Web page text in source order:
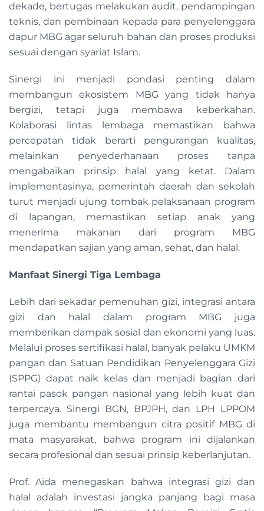
dekade, bertugas melakukan audit, pendampingan
teknis, dan pembinaan kepada para penyelenggara
dapur MBG agar seluruh bahan dan proses produksi
sesuai dengan syariat Islam.
Sinergi ini menjadi pondasi penting dalam
membangun ekosistem MBG yang tidak hanya
bergizi, tetapi juga membawa keberkahan.
Kolaborasi lintas lembaga memastikan bahwa
percepatan tidak berarti pengurangan kualitas,
melainkan penyederhanaan proses tanpa
mengabaikan prinsip halal yang ketat. Dalam
implementasinya, pemerintah daerah dan sekolah
turut menjadi ujung tombak pelaksanaan program
di lapangan, memastikan setiap anak yang
menerima makanan dari program MBG
mendapatkan sajian yang aman, sehat, dan halal.
Manfaat Sinergi Tiga Lembaga
Lebih dari sekadar pemenuhan gizi, integrasi antara
gizi dan halal dalam program MBG juga
memberikan dampak sosial dan ekonomi yang luas.
Melalui proses sertifikasi halal, banyak pelaku UMKM
pangan dan Satuan Pendidikan Penyelenggara Gizi
(SPPG) dapat naik kelas dan menjadi bagian dari
rantai pasok pangan nasional yang lebih kuat dan
terpercaya. Sinergi BGN, BPJPH, dan LPH LPPOM
juga membantu membangun citra positif MBG di
mata masyarakat, bahwa program ini dijalankan
secara profesional dan sesuai prinsip keberlanjutan.
Prof. Aida menegaskan bahwa integrasi gizi dan
halal adalah investasi jangka panjang bagi masa